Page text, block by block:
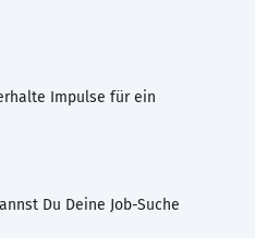
Impulse für ein
Du Deine Job-Suche